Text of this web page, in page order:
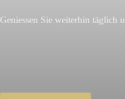
Geniessen Sie weiterhin täglich